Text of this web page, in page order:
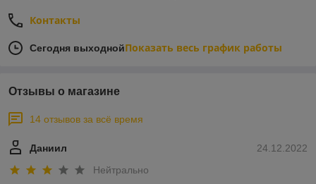
Контакты
Сегодня выходнойПоказать весь график работы
Отзывы о магазине
14 отзывов за всё время
24.12.2022
Даниил
Нейтрально